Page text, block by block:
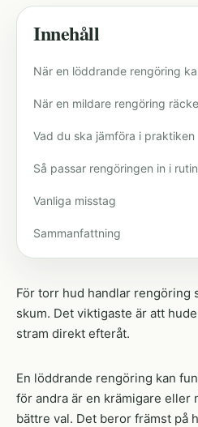
Innehåll
När en löddrande rengöring
När en mildare rengöring
Vad du ska jämföra i praktiken
Så passar rengöringen in i
Vanliga misstag
Sammanfattning
För torr hud handlar rengöring
skum. Det viktigaste är att
stram direkt efteråt.
En löddrande rengöring kan
för andra är en krämigare eller
bättre val. Det beror främst på